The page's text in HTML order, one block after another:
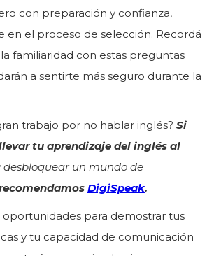
con preparación y confianza,
en el proceso de selección. Recordá
familiaridad con estas preguntas
a sentirte más seguro durante la
trabajo por no hablar inglés? Si
tu aprendizaje del inglés al
desbloquear un mundo de
DigiSpeak.
para demostrar tus
y tu capacidad de comunicación